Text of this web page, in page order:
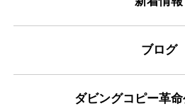
ブログ
ダビングコピー革